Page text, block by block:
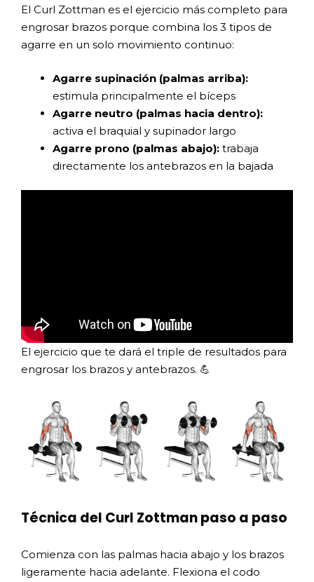
El Curl Zottman es el ejercicio más completo para
engrosar brazos porque combina los 3 tipos de
agarre en un solo movimiento continuo:
Agarre supinación (palmas arriba):
estimula principalmente el bíceps
Agarre neutro (palmas hacia dentro):
activa el braquial y supinador largo
Agarre prono (palmas abajo): trabaja
directamente los antebrazos en la bajada
El ejercicio que te dará el triple de resultados para
engrosar los brazos y antebrazos. 💪
Técnica del Curl Zottman paso a paso
Comienza con las palmas hacia abajo y los brazos
ligeramente hacia adelante. Flexiona el codo